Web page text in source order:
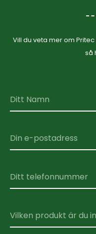
Vill du veta mer om
så